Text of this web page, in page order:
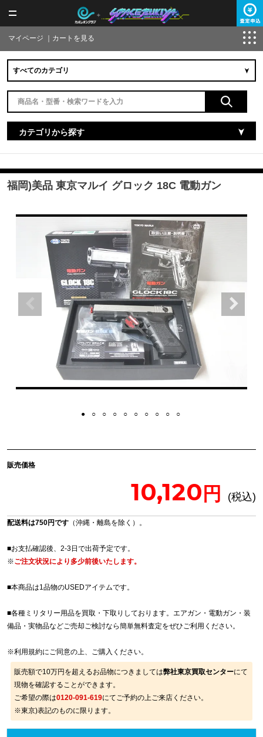
マイページ カートを見る
カテゴリから探す
福岡)美品 東京マルイ グロック 18C 電動ガン
販売価格
10,120
配送料は750円です （沖縄・離島を除く）。
■お支払確認後、2-3日で出荷予定です。
※ご注文状況により多少前後いたします。
■本商品は1品物のUSEDアイテムです。
■各種ミリタリー用品を買取・下取りしております。エアガン・電動ガン・装
備品・実物品などご売却ご検討なら簡単無料査定をぜひご利用ください。
※利用規約にご同意の上、ご購入ください。
販売額で10万円を超えるお品物につきましては弊社東京買取センターにて
現物を確認することができます。
ご希望の際は0120-091-619にてご予約の上ご来店ください。
※東京)表記のものに限ります。